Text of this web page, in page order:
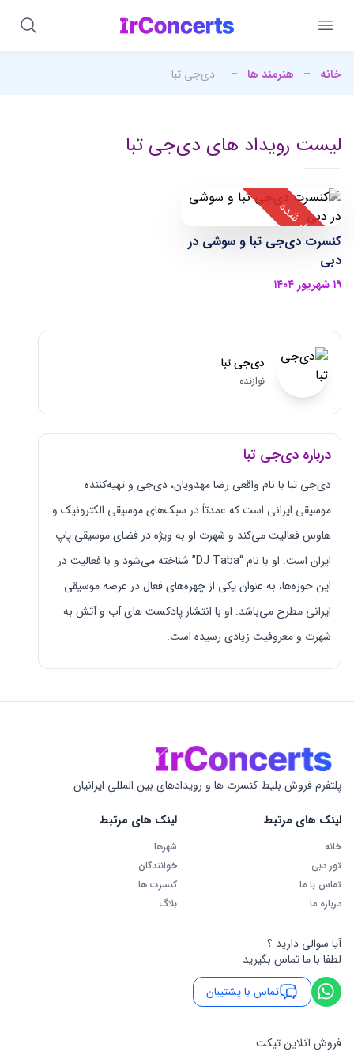
خانه – هنرمند ها – دی‌جی تبا
لیست رویداد های دی‌جی تبا
کنسرت دی‌جی تبا و سوشی در
دبی
۱۹ شهریور ۱۴۰۴
دی‌جی تبا
نوازنده
درباره دی‌جی تبا
دی‌جی تبا با نام واقعی رضا مهدویان، دی‌جی و تهیه‌کننده
موسیقی ایرانی است که عمدتاً در سبک‌های موسیقی الکترونیک و
هاوس فعالیت می‌کند و شهرت او به ویژه در فضای موسیقی پاپ
ایران است. او با نام “DJ Taba” شناخته می‌شود و با فعالیت در
این حوزه‌ها، به عنوان یکی از چهره‌های فعال در عرصه موسیقی
ایرانی مطرح می‌باشد. او با انتشار پادکست‌ های آب و آتش به
شهرت و معروفیت زیادی رسیده است.
پلتفرم فروش بلیط کنسرت ها و رویدادهای بین المللی ایرانیان
لینک های مرتبط
خانه
تور دبی
تماس با ما
درباره ما
لینک های مرتبط
شهرها
خوانندگان
کنسرت ها
بلاگ
آیا سوالی دارید ؟
لطفا با ما تماس بگیرید
تماس با پشتیبان
فروش آنلاین تیکت